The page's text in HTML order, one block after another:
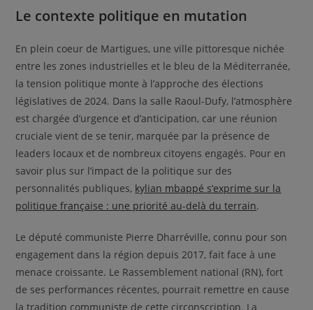
Le contexte politique en mutation
En plein coeur de Martigues, une ville pittoresque nichée
entre les zones industrielles et le bleu de la Méditerranée,
la tension politique monte à l’approche des élections
législatives de 2024. Dans la salle Raoul-Dufy, l’atmosphère
est chargée d’urgence et d’anticipation, car une réunion
cruciale vient de se tenir, marquée par la présence de
leaders locaux et de nombreux citoyens engagés. Pour en
savoir plus sur l’impact de la politique sur des
personnalités publiques, kylian mbappé s’exprime sur la
politique française : une priorité au-delà du terrain.
Le député communiste Pierre Dharréville, connu pour son
engagement dans la région depuis 2017, fait face à une
menace croissante. Le Rassemblement national (RN), fort
de ses performances récentes, pourrait remettre en cause
la tradition communiste de cette circonscription. La